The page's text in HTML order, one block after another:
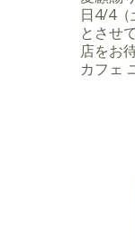
日4/4（
とさせ
店をお
カフェ